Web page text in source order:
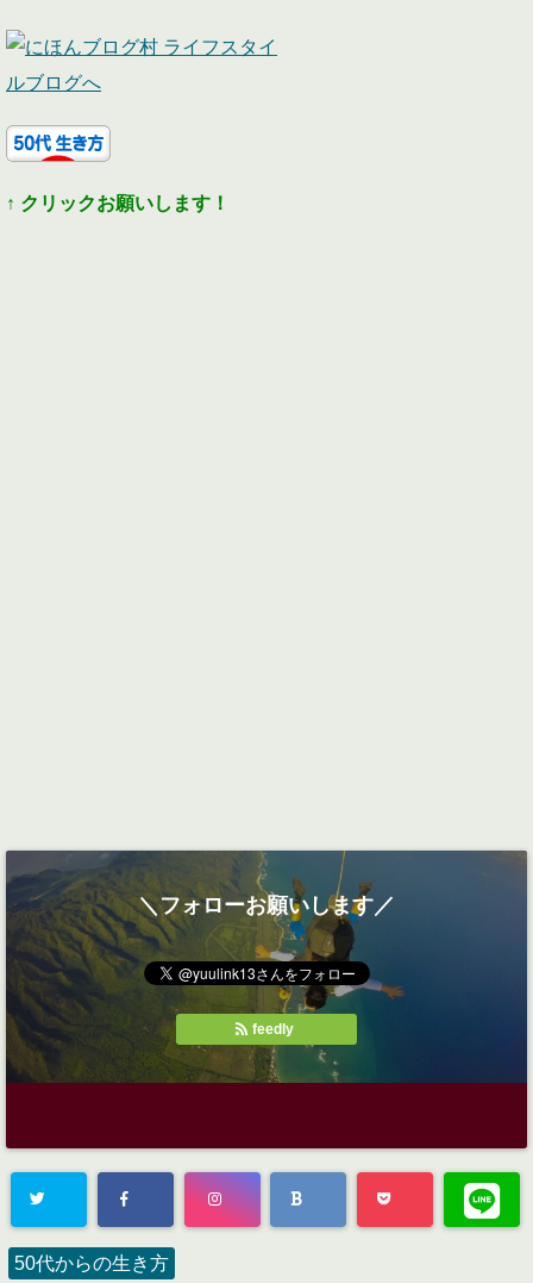
↑ クリックお願いします！
＼フォローお願いします／
feedly
50代からの生き方